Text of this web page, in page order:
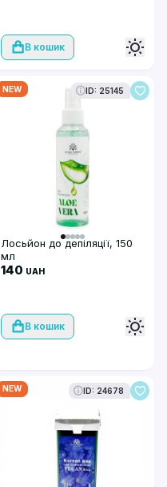
В кошик
NEW ID: 25145
Лосьйон до депіляції, 150
мл
140 UAH
В кошик
NEW ID: 24678